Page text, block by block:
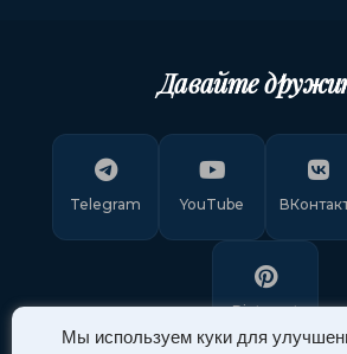
Мы используем куки для
Давайте
Telegram YouTube
Pinterest